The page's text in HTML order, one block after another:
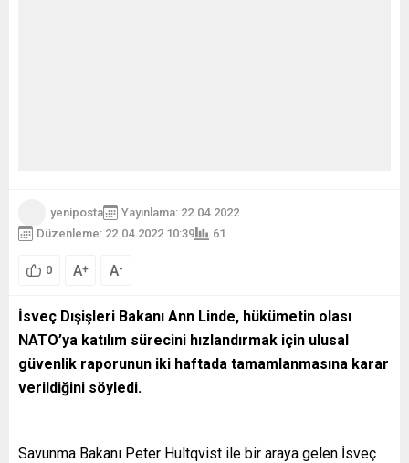
yeniposta
Yayınlama: 22.04.2022
Düzenleme: 22.04.2022 10:39
61
0 A+ A-
İsveç Dışişleri Bakanı Ann Linde, hükümetin olası
NATO’ya katılım sürecini hızlandırmak için ulusal
güvenlik raporunun iki haftada tamamlanmasına karar
verildiğini söyledi.
Savunma Bakanı Peter Hultqvist ile bir araya gelen İsveç